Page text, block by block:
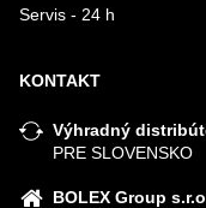
Servis - 24 h
KONTAKT
Výhradný
PRE SLOVENSKO
BOLEX Group